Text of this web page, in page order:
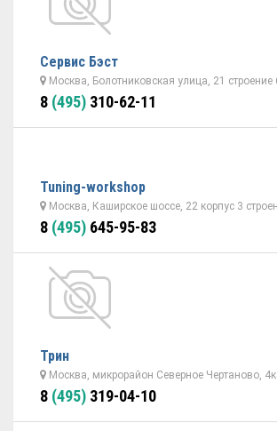
Сервис Бэст
Москва, Болотниковская улица, 21 строение
8 (495) 310-62-11
Tuning-workshop
Москва, Каширское шоссе, 22 корпус 3
8 (495) 645-95-83
Трин
Москва, микрорайон Северное Чертаново,
8 (495) 319-04-10